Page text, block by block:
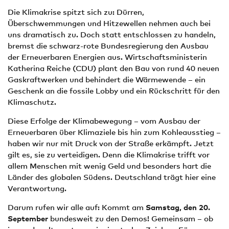
Die Klimakrise spitzt sich zu: Dürren,
Überschwemmungen und Hitzewellen nehmen auch bei
uns dramatisch zu. Doch statt entschlossen zu handeln,
bremst die schwarz-rote Bundesregierung den Ausbau
der Erneuerbaren Energien aus. Wirtschaftsministerin
Katherina Reiche (CDU) plant den Bau von rund 40 neuen
Gaskraftwerken und behindert die Wärmewende – ein
Geschenk an die fossile Lobby und ein Rückschritt für den
Klimaschutz.
Diese Erfolge der Klimabewegung – vom Ausbau der
Erneuerbaren über Klimaziele bis hin zum Kohleausstieg –
haben wir nur mit Druck von der Straße erkämpft. Jetzt
gilt es, sie zu verteidigen. Denn die Klimakrise trifft vor
allem Menschen mit wenig Geld und besonders hart die
Länder des globalen Südens. Deutschland trägt hier eine
Verantwortung.
Darum rufen wir alle auf: Kommt am Samstag, den 20.
September bundesweit zu den Demos! Gemeinsam – ob